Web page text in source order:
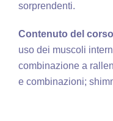
sorprendenti.
Contenuto del
uso dei muscoli
combinazione a
e combinazioni;